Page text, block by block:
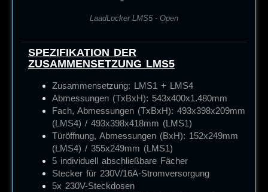
LaadLocker LMS5 - Open
SPEZIFIKATION DER
ZUSAMMENSETZUNG LMS5
Zusammensetzung: LMS1 + LMS4
Abmessungen (TxBxH): 543x400x1.480mm
Fach, Abmessungen (TxBxH): 493x398x209mm
(LMS4) / 493x398x418mm (LMS1)
Türöffnung, Abmessungen (BxH): 152x249mm
(LMS4) / 355x249mm (LMS1)
5 individuell abschließbare Fächer
Stecker für 230V/16A-Stromversorgung
5x 230V-Steckdosen